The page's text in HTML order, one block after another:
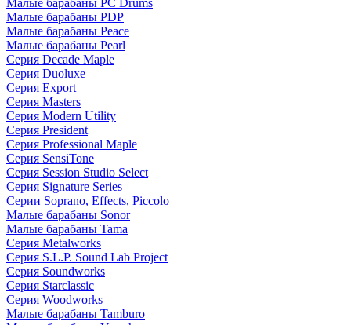
Малые барабаны PC Drums
Малые барабаны PDP
Малые барабаны Peace
Малые барабаны Pearl
Серия Decade Maple
Серия Duoluxe
Серия Export
Серия Masters
Серия Modern Utility
Серия President
Серия Professional Maple
Серия SensiTone
Серия Session Studio Select
Серия Signature Series
Серии Soprano, Effects, Piccolo
Малые барабаны Sonor
Малые барабаны Tama
Серия Metalworks
Серия S.L.P. Sound Lab Project
Серия Soundworks
Серия Starclassic
Серия Woodworks
Малые барабаны Tamburo